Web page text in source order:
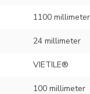
1100 millimeter
24 millimeter
VIETILE®
100 millimeter